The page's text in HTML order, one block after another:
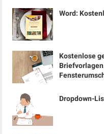
Word:
Kostenlose
Dropdown-